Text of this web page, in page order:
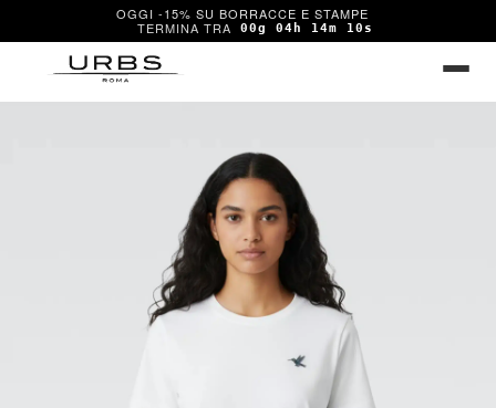
OGGI -15% SU BORRACCE E STAMPE
00g 04h 14m 10s